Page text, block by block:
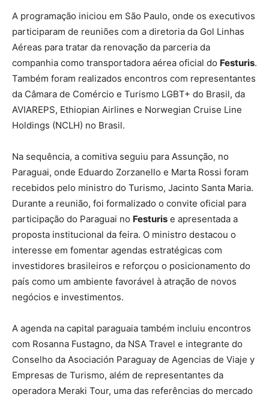
A programação iniciou em São Paulo, onde os executivos
participaram de reuniões com a diretoria da Gol Linhas
Aéreas para tratar da renovação da parceria da
companhia como transportadora aérea oficial do Festuris.
Também foram realizados encontros com representantes
da Câmara de Comércio e Turismo LGBT+ do Brasil, da
AVIAREPS, Ethiopian Airlines e Norwegian Cruise Line
Holdings (NCLH) no Brasil.
Na sequência, a comitiva seguiu para Assunção, no
Paraguai, onde Eduardo Zorzanello e Marta Rossi foram
recebidos pelo ministro do Turismo, Jacinto Santa Maria.
Durante a reunião, foi formalizado o convite oficial para
participação do Paraguai no Festuris e apresentada a
proposta institucional da feira. O ministro destacou o
interesse em fomentar agendas estratégicas com
investidores brasileiros e reforçou o posicionamento do
país como um ambiente favorável à atração de novos
negócios e investimentos.
A agenda na capital paraguaia também incluiu encontros
com Rosanna Fustagno, da NSA Travel e integrante do
Conselho da Asociación Paraguay de Agencias de Viaje y
Empresas de Turismo, além de representantes da
operadora Meraki Tour, uma das referências do mercado